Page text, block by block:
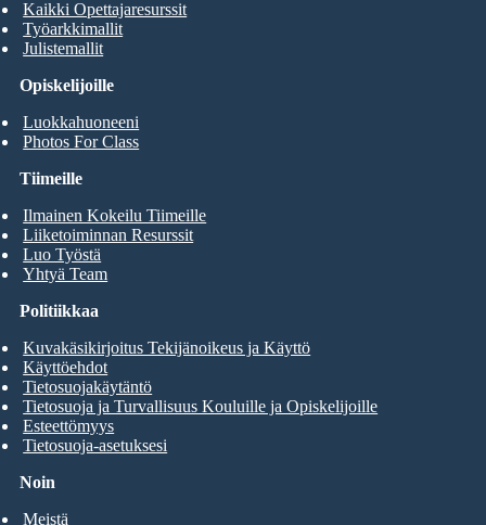
Opiskelijoille
Luokkahuoneeni
Photos For Class
Kaikki Opettajaresurssit
Työarkkimallit
Julistemallit
Tiimeille
Ilmainen Kokeilu Tiimeille
Liiketoiminnan Resurssit
Luo Työstä
Yhtyä Team
Noin
Meistä
Politiikkaa
Kuvakäsikirjoitus Tekijänoikeus ja Käyttö
Käyttöehdot
Tietosuojakäytäntö
Tietosuoja ja Turvallisuus Kouluille ja Opiskelijoille
Esteettömyys
Tietosuoja-asetuksesi